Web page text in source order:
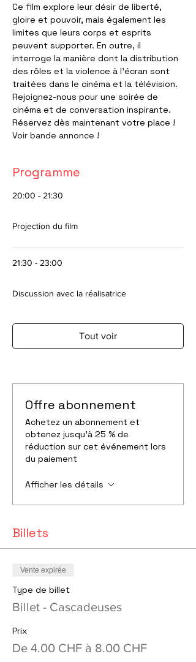
Ce film explore leur désir de liberté,
gloire et pouvoir, mais également les
limites que leurs corps et esprits
peuvent supporter. En outre, il
interroge la manière dont la distribution
des rôles et la violence à l'écran sont
traitées dans le cinéma et la télévision.
Rejoignez-nous pour une soirée de
cinéma et de conversation inspirante.
Réservez dès maintenant votre place !
Voir bande annonce !
Programme
20:00 - 21:30
Projection du film
21:30 - 23:00
Discussion avec la réalisatrice
Tout voir
Offre abonnement
Achetez un abonnement et
obtenez jusqu'à 25 % de
réduction sur cet événement lors
du paiement
Afficher les détails
Billets
Vente expirée
Type de billet
Billet - Cascadeuses
Prix
De 4.00 CHF à 8.00 CHF